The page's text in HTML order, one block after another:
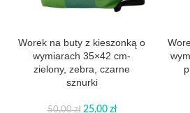
Worek na buty z kieszonką o
wymiarach 35×42 cm-
zielony, zebra, czarne
sznurki
50,00zł 25,00 zł